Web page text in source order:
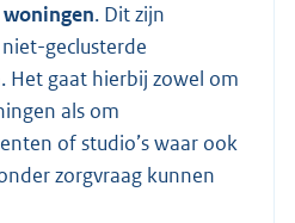
. Dit zijn
niet-geclusterde
Het gaat hierbij zowel om
als om
of studio’s waar ook
zorgvraag kunnen